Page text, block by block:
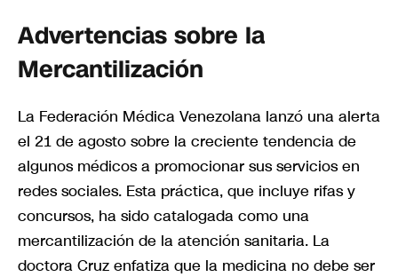
Advertencias sobre la
Mercantilización
La Federación Médica Venezolana lanzó una alerta
el 21 de agosto sobre la creciente tendencia de
algunos médicos a promocionar sus servicios en
redes sociales. Esta práctica, que incluye rifas y
concursos, ha sido catalogada como una
mercantilización de la atención sanitaria. La
doctora Cruz enfatiza que la medicina no debe ser